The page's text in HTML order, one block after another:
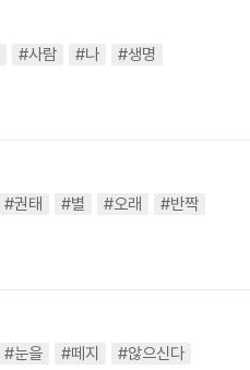
#사람 #나
#생명
#권태 #별 #오래
#반짝
#눈을 #떼지 #않으신다